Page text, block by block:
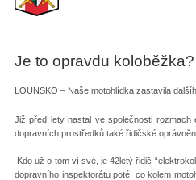
Je to opravdu koloběžka?
LOUNSKO – Naše motohlídka zastavila
Již před lety nastal ve společnosti
dopravních prostředků také řidičské
Kdo už o tom ví své, je 42letý řidič
dopravního inspektorátu poté, co kolem